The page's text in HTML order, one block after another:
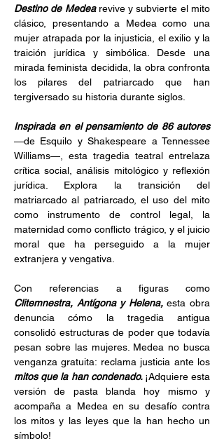
Destino de Medea revive y subvierte el mito
clásico, presentando a Medea como una
mujer atrapada por la injusticia, el exilio y la
traición jurídica y simbólica. Desde una
mirada feminista decidida, la obra confronta
los pilares del patriarcado que han
tergiversado su historia durante siglos.
Inspirada en el pensamiento de 86 autores
—de Esquilo y Shakespeare a Tennessee
Williams—, esta tragedia teatral entrelaza
crítica social, análisis mitológico y reflexión
jurídica. Explora la transición del
matriarcado al patriarcado, el uso del mito
como instrumento de control legal, la
maternidad como conflicto trágico, y el juicio
moral que ha perseguido a la mujer
extranjera y vengativa.
Clitemnestra, Antígona y Helena, esta obra
denuncia cómo la tragedia antigua
consolidó estructuras de poder que todavía
pesan sobre las mujeres. Medea no busca
mitos que la han condenado. ¡Adquiere esta
versión de pasta blanda hoy mismo y
acompaña a Medea en su desafío contra
los mitos y las leyes que la han hecho un
símbolo!